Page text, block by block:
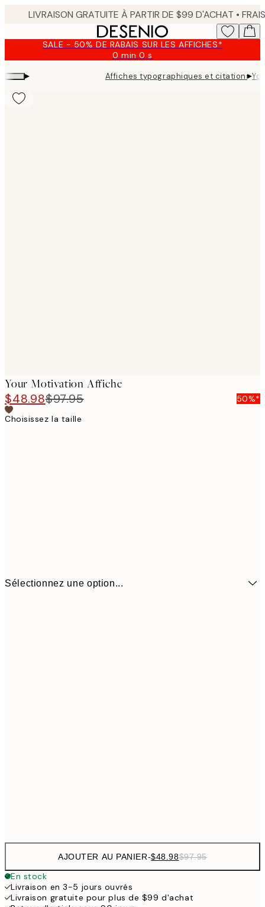
SALE - 50% DE RABAIS SUR LES AFFICHES*
0 min0 s
Valable
:
▸ Affiches typographiques et citations▸
Your Motivation Affiche
$48.98$97.95
50%*
Choisissez la taille
Sélectionnez une option...
AJOUTER AU PANIER-$48.98$97.95
En stock
Livraison en 3-5 jours ouvrés
Livraison gratuite pour plus de $99 d'achat